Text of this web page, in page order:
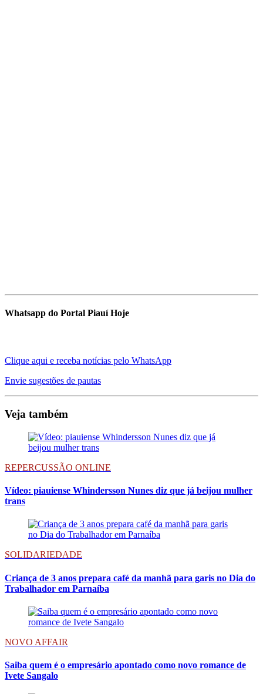
Whatsapp do Portal Piauí Hoje
Clique aqui e receba notícias pelo WhatsApp
Envie sugestões de pautas
Veja também
REPERCUSSÃO ONLINE
Vídeo: piauiense Whindersson Nunes diz que já beijou mulher
trans
SOLIDARIEDADE
Criança de 3 anos prepara café da manhã para garis no Dia do
Trabalhador em Parnaíba
NOVO AFFAIR
Saiba quem é o empresário apontado como novo romance de
Ivete Sangalo